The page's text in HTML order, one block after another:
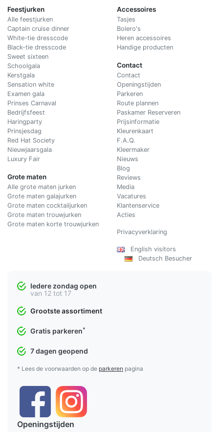
Feestjurken
Alle feestjurken
Captain cruise dinner
White-tie dresscode
Black-tie dresscode
Sweet sixteen
Schoolgala
Kerstgala
Sensation white
Examen gala
Prinses Carnaval
Bedrijfsfeest
Haringparty
Prinsjesdag
Red Hat Society
Nieuwjaarsgala
Luxury Fair
Grote maten
Alle grote maten jurken
Grote maten galajurken
Grote maten cocktailjurken
Grote maten trouwjurken
Grote maten korte trouwjurken
Accessoires
Tasjes
Bolero's
Heren accessoires
Handige producten
Contact
Contact
Openingstijden
Parkeren
Route plannen
Paskamer Reserveren
Prijsinformatie
Kleurenkaart
F.A.Q.
Kleermaker
Nieuws
Blog
Reviews
Media
Vacatures
Klantenservice
Acties
Privacyverklaring
English visitors
Deutsch Besucher
Iedere zondag open
van 12 tot 17
Grootste assortiment
Gratis parkeren*
7 dagen geopend
* Lees de voorwaarden op de parkeren pagina
Openingstijden